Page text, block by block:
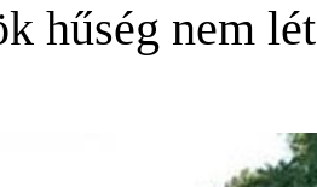
hűség nem